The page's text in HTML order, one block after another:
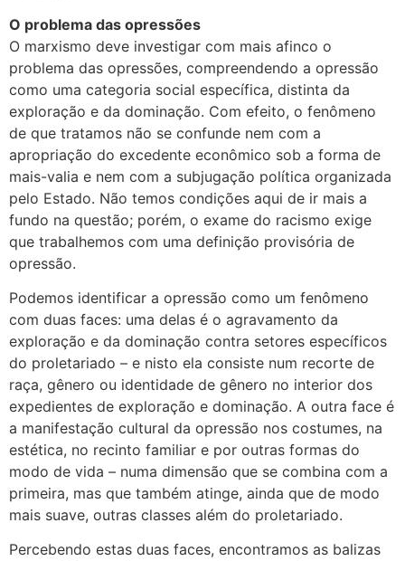
O problema das opressões
O marxismo deve investigar com mais afinco o
problema das opressões, compreendendo a opressão
como uma categoria social específica, distinta da
exploração e da dominação. Com efeito, o fenômeno
de que tratamos não se confunde nem com a
apropriação do excedente econômico sob a forma de
mais-valia e nem com a subjugação política organizada
pelo Estado. Não temos condições aqui de ir mais a
fundo na questão; porém, o exame do racismo exige
que trabalhemos com uma definição provisória de
opressão.
Podemos identificar a opressão como um fenômeno
com duas faces: uma delas é o agravamento da
exploração e da dominação contra setores específicos
do proletariado – e nisto ela consiste num recorte de
raça, gênero ou identidade de gênero no interior dos
expedientes de exploração e dominação. A outra face é
a manifestação cultural da opressão nos costumes, na
estética, no recinto familiar e por outras formas do
modo de vida – numa dimensão que se combina com a
primeira, mas que também atinge, ainda que de modo
mais suave, outras classes além do proletariado.
Percebendo estas duas faces, encontramos as balizas